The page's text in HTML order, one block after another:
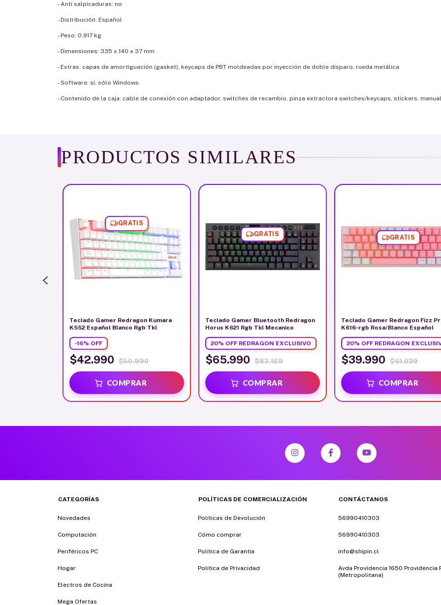
- Anti salpicaduras: no
- Distribución: Español
- Peso: 0,917 kg
- Dimensiones: 335 x 140 x 37 mm
- Extras: capas de amortiguación (gasket), keycaps de PBT moldeadas por inyección de doble disparo, rueda metálica
- Software: sí, sólo Windows
- Contenido de la caja: cable de conexión con adaptador, switches de recambio, pinza extractora switches/keycaps, stickers, manual
PRODUCTOS SIMILARES
GRATIS
Teclado Gamer Redragon Kumara
K552 Español Blanco Rgb Tkl
-16% OFF
$42.990 $50.990
GRATIS
Teclado Gamer Bluetooth Redragon
Horus K621 Rgb Tkl Mecanico
20% OFF REDRAGON EXCLUSIVO
$65.990 $83.169
GRATIS
Teclado Gamer Redragon Fizz
K616-rgb Rosa/Blanco Español
20% OFF REDRAGON
$39.990 $61.039
CATEGORÍAS
Novedades
Computación
Periféricos PC
Hogar
Electros de Cocina
Mega Ofertas
POLÍTICAS DE COMERCIALIZACIÓN
Políticas de Devolución
Cómo comprar
Política de Garantía
Política de Privacidad
CONTÁCTANOS
56990410303
56990410303
info@shipin.cl
Avda Providencia 1650 Providencia
(Metropolitana)